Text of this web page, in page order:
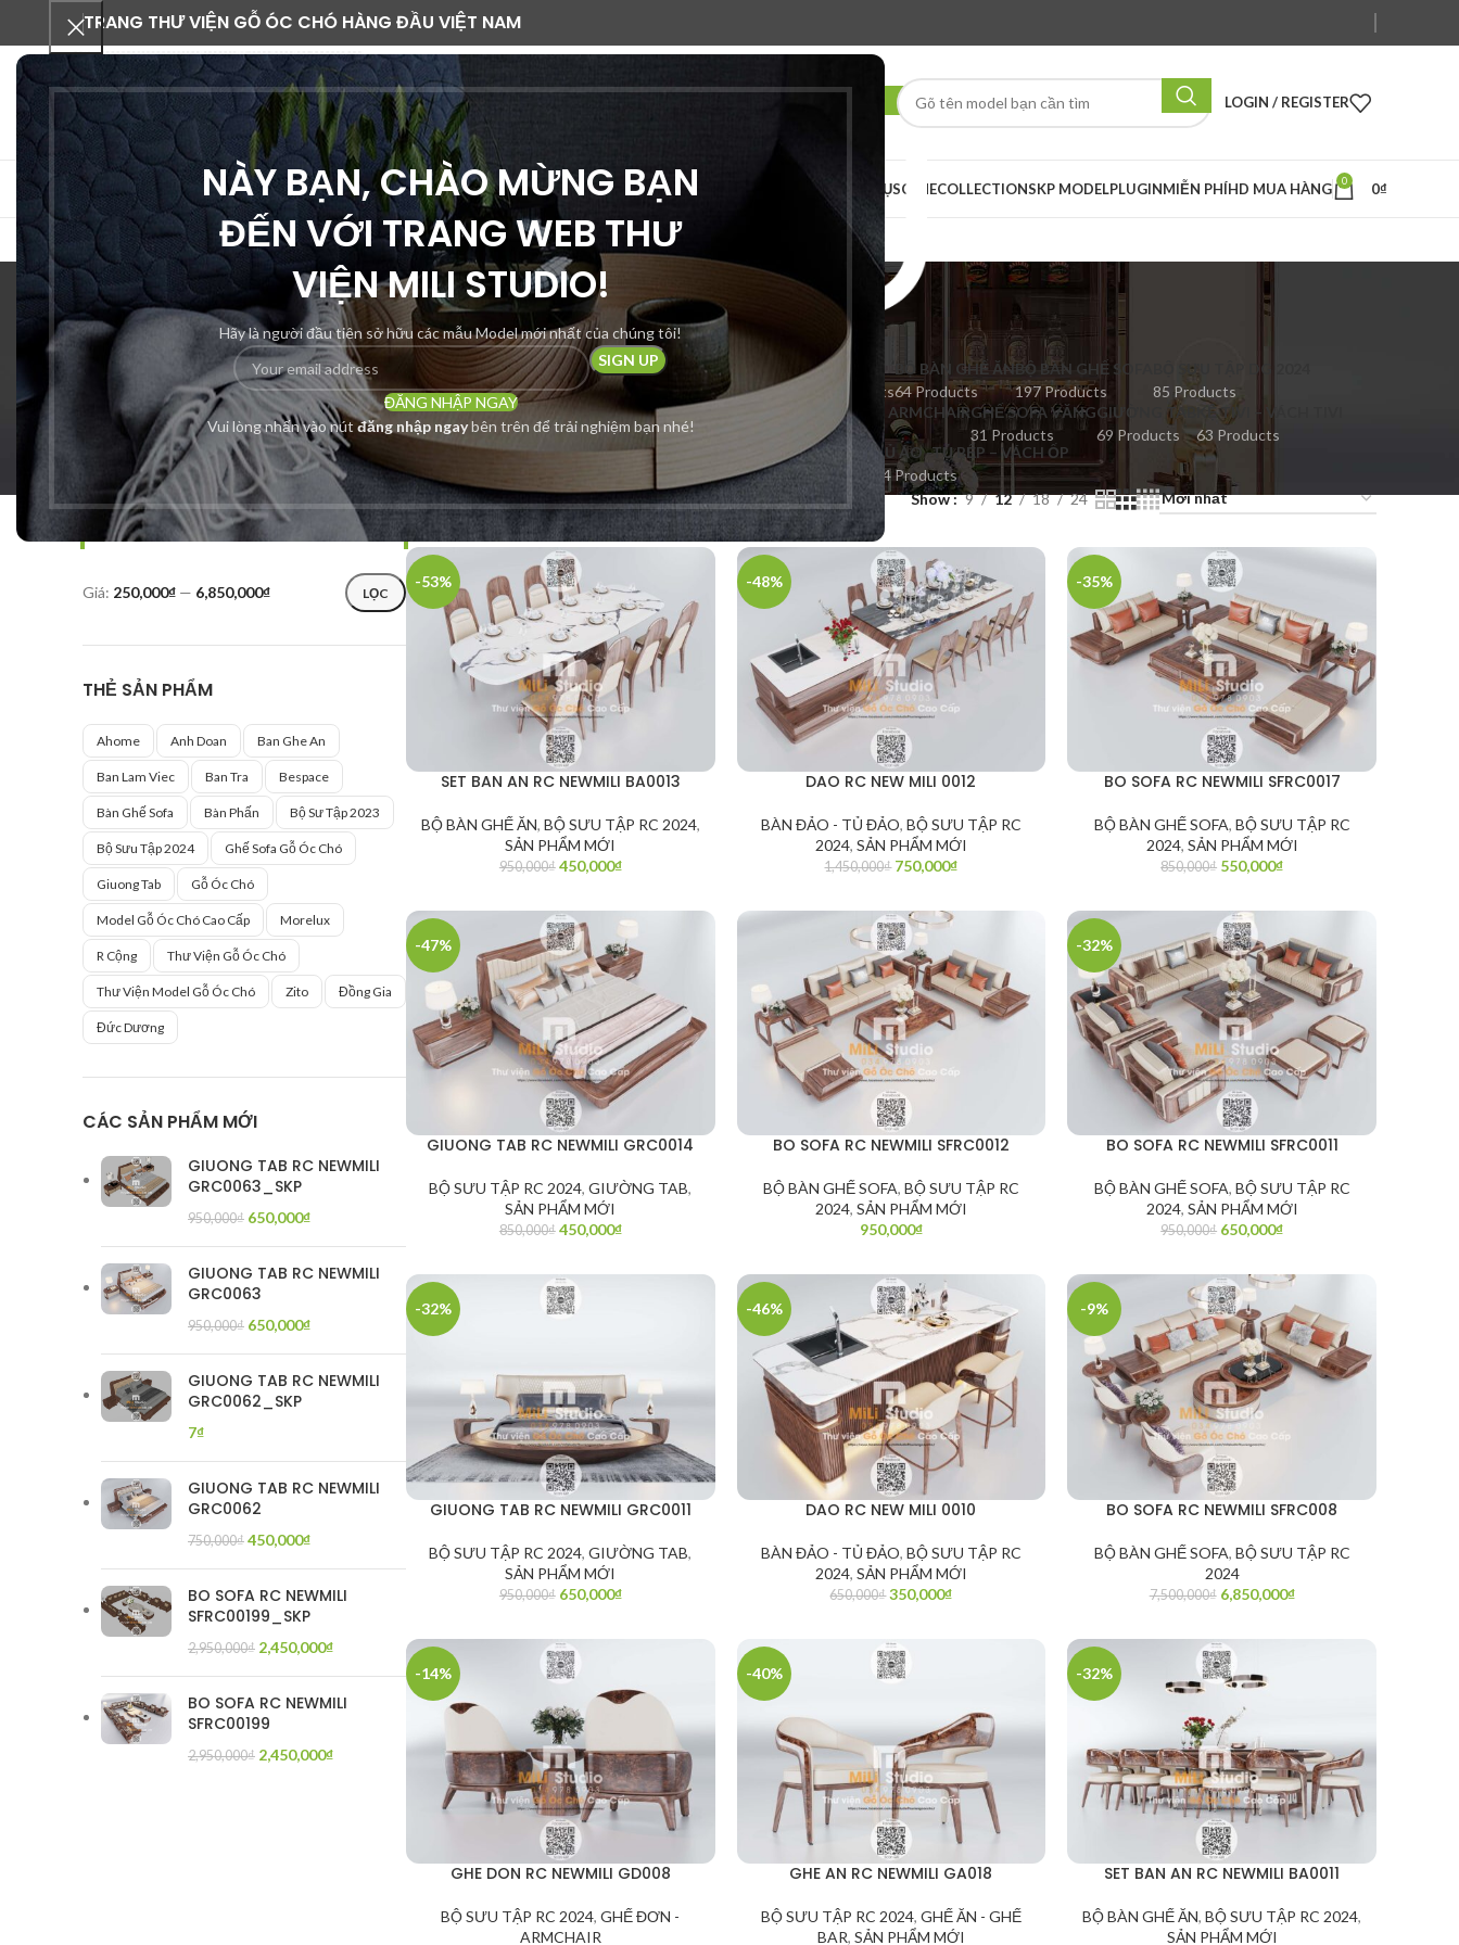
NÀY BẠN, CHÀO MỪNG BẠN
ĐẾN VỚI TRANG WEB THƯ
VIỆN MILI STUDIO!
Hãy là người đầu tiên sở hữu các mẫu Model mới nhất của chúng tôi!
ĐĂNG NHẬP NGAY
Vui lòng nhấn vào nútđăng nhập ngaybên trên để trải nghiệm bạn nhé!
TRANG THƯ VIỆN GỖ ÓC CHÓ HÀNG ĐẦU VIỆT NAM
LOGIN / REGISTER
DANH MỤC SẢN PHẨM AI RENDER DỊCH VỤSCENECOLLECTIONSKP MODELPLUGINMIỄN PHÍHD MUA HÀNG 0 0₫
r cộng
ACCESSORIES
3 Products
AI MODELING
0 Products
BÀN ĐẢO – TỦ ĐẢO
27 Products
BÀN LÀM VIỆC
26 Products
BÀN TRÀ – BÀN KẸP
27 Products
BIG SALE
30 Products
BỘ BÀN GHẾ ĂN
64 Products
BỘ BÀN GHẾ SOFA
197 Products
BỘ SƯU TẬP DG 2024
85 Products
BỘ SƯU TẬP DGRC 2025
0 Products
BỘ SƯU TẬP RC 2024
209 Products
CAD
0 Products
CỬA – TỔNG HỢP
25 Products
GHẾ ĂN – GHẾ BAR
45 Products
GHẾ ĐƠN – ARMCHAIR
42 Products
GHẾ SOFA VĂNG
31 Products
GIƯỜNG TAB
69 Products
KỆ TIVI – VÁCH TIVI
63 Products
KỆ TRANG TRÍ
29 Products
PLUGIN
SẢN PHẨM MỚI
37 Products
SKP MODEL
240 Products
TỦ ÁO -TỦ BẾP – VÁCH ỐP
64 Products
LỌC SẢN PHẨM
LỌC
Giá: 250,000₫ — 6,850,000₫
THẺ SẢN PHẨM
Ahome Anh Doan Ban Ghe An
Ban Lam Viec Ban Tra Bespace
Bàn Ghế Sofa Bàn Phấn Bộ Sư Tập 2023
Bộ Sưu Tập 2024 Ghế Sofa Gỗ Óc Chó
Giuong Tab Gỗ Óc Chó
Model Gỗ Óc Chó Cao Cấp Morelux
R Cộng Thư Viện Gỗ Óc Chó
Thư Viện Model Gỗ Óc Chó Zito Đồng Gia
Đức Dương
CÁC SẢN PHẨM MỚI
GIUONG TAB RC NEWMILI
GRC0063_SKP
950,000₫ 650,000₫
GIUONG TAB RC NEWMILI
GRC0063
950,000₫ 650,000₫
GIUONG TAB RC NEWMILI
GRC0062_SKP
7₫
GIUONG TAB RC NEWMILI
GRC0062
750,000₫ 450,000₫
BO SOFA RC NEWMILI
SFRC00199_SKP
2,950,000₫ 2,450,000₫
BO SOFA RC NEWMILI
SFRC00199
2,950,000₫ 2,450,000₫
Trang chủ Sản phẩm được gắn thẻ “r cộng” Show 9 12 18 24
-53%
SET BAN AN RC NEWMILI BA0013
BỘ BÀN GHẾ ĂN, BỘ SƯU TẬP RC 2024,
SẢN PHẨM MỚI
950,000₫ 450,000₫
-48%
DAO RC NEW MILI 0012
BÀN ĐẢO - TỦ ĐẢO, BỘ SƯU TẬP RC
2024, SẢN PHẨM MỚI
1,450,000₫ 750,000₫
-35%
BO SOFA RC NEWMILI SFRC0017
BỘ BÀN GHẾ SOFA, BỘ SƯU TẬP RC
2024, SẢN PHẨM MỚI
850,000₫ 550,000₫
-47%
GIUONG TAB RC NEWMILI GRC0014
BỘ SƯU TẬP RC 2024,GIƯỜNG TAB,
SẢN PHẨM MỚI
850,000₫ 450,000₫
BO SOFA RC NEWMILI SFRC0012
BỘ BÀN GHẾ SOFA, BỘ SƯU TẬP RC
2024, SẢN PHẨM MỚI
950,000₫
-32%
BO SOFA RC NEWMILI SFRC0011
BỘ BÀN GHẾ SOFA, BỘ SƯU TẬP RC
2024, SẢN PHẨM MỚI
950,000₫ 650,000₫
-32%
GIUONG TAB RC NEWMILI GRC0011
BỘ SƯU TẬP RC 2024,GIƯỜNG TAB,
SẢN PHẨM MỚI
950,000₫ 650,000₫
-46%
DAO RC NEW MILI 0010
BÀN ĐẢO - TỦ ĐẢO, BỘ SƯU TẬP RC
2024, SẢN PHẨM MỚI
650,000₫ 350,000₫
-9%
BO SOFA RC NEWMILI SFRC008
BỘ BÀN GHẾ SOFA, BỘ SƯU TẬP RC
2024
7,500,000₫ 6,850,000₫
-14%
GHE DON RC NEWMILI GD008
BỘ SƯU TẬP RC 2024,GHẾ ĐƠN -
ARMCHAIR
-40%
GHE AN RC NEWMILI GA018
BỘ SƯU TẬP RC 2024, GHẾ ĂN - GHẾ
BAR, SẢN PHẨM MỚI
-32%
SET BAN AN RC NEWMILI BA0011
BỘ BÀN GHẾ ĂN,BỘ SƯU TẬP RC 2024,
SẢN PHẨM MỚI